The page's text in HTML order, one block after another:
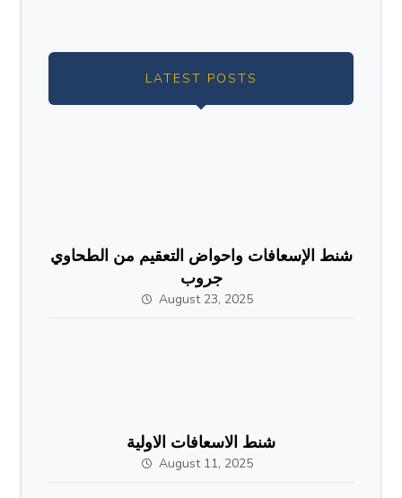
LATEST POSTS
شنط الإسعافات واحواض التعقيم من الطحاوي
جروب
August 23, 2025
شنط الاسعافات الاولية
August 11, 2025